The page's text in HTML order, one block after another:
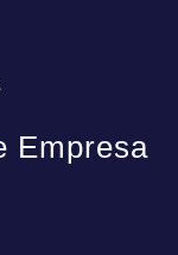
Empresa